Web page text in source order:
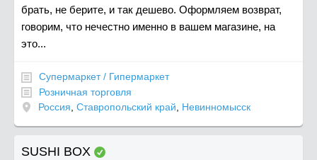
брать, не берите, и так дешево. Оформляем возврат,
говорим, что нечестно именно в вашем магазине, на
это...
Супермаркет / Гипермаркет
Розничная торговля
Россия Ставропольский край Невинномысск
SUSHI BOX